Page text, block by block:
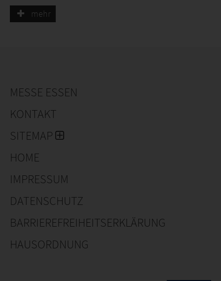
Heutzutage haben wir ein Erdbeeren Assortiment von
mehr
MESSE ESSEN
KONTAKT
SITEMAP
HOME
IMPRESSUM
DATENSCHUTZ
BARRIEREFREIHEITSERKLÄRUNG
HAUSORDNUNG